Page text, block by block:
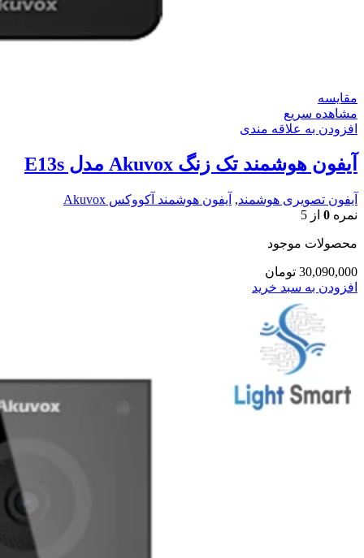
مقایسه
مشاهده سریع
افزودن به علاقه مندی
آیفون هوشمند تک زنگ Akuvox مدل E13s
آیفون تصویری هوشمند, آیفون هوشمند آکووکس Akuvox
نمره 0 از 5
محصولات موجود
30,090,000 تومان
افزودن به سبد خرید